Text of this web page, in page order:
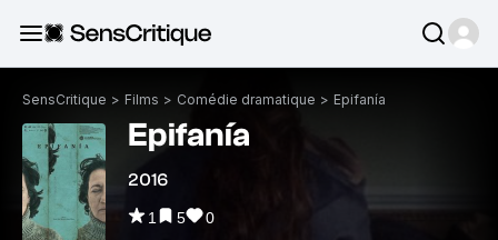
SensCritique > Films > Comédie dramatique > Epifanía
Epifanía
2016
1 5 0